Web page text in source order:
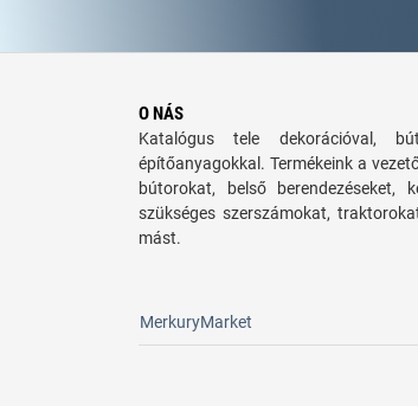
O NÁS
Katalógus tele dekorációval,
építőanyagokkal. Termékeink a
bútorokat, belső berendezéseket,
szükséges szerszámokat,
mást.
MerkuryMarket